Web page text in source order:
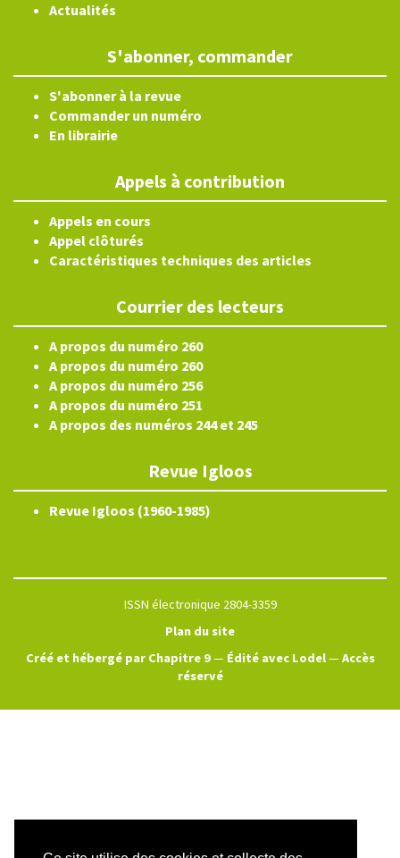
Actualités
S'abonner, commander
S'abonner à la revue
Commander un numéro
En librairie
Appels à contribution
Appels en cours
Appel clôturés
Caractéristiques techniques des articles
Courrier des lecteurs
A propos du numéro 260
A propos du numéro 260
A propos du numéro 256
A propos du numéro 251
A propos des numéros 244 et 245
Revue Igloos
Revue Igloos (1960-1985)
ISSN électronique 2804-3359
Plan du site
Créé et hébergé par Chapitre 9— Édité avec Lodel— Accès
réservé